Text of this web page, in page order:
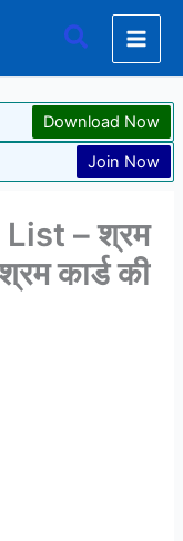
Search
Download Now
Join Now
– श्रम
श्रम कार्ड की